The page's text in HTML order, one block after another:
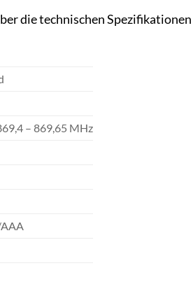
die technischen
– 869,65 MHz